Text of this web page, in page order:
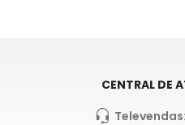
CENTRAL DE
Televendas: